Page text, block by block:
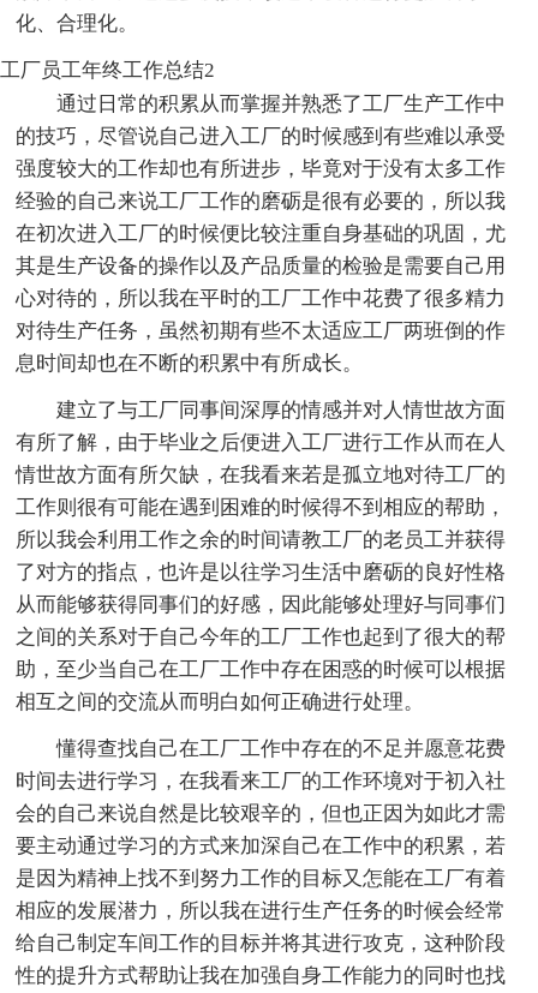
化、合理化。
工厂员工年终工作总结2
通过日常的积累从而掌握并熟悉了工厂生产工作中
的技巧，尽管说自己进入工厂的时候感到有些难以承受
强度较大的工作却也有所进步，毕竟对于没有太多工作
经验的自己来说工厂工作的磨砺是很有必要的，所以我
在初次进入工厂的时候便比较注重自身基础的巩固，尤
其是生产设备的操作以及产品质量的检验是需要自己用
心对待的，所以我在平时的工厂工作中花费了很多精力
对待生产任务，虽然初期有些不太适应工厂两班倒的作
息时间却也在不断的积累中有所成长。
建立了与工厂同事间深厚的情感并对人情世故方面
有所了解，由于毕业之后便进入工厂进行工作从而在人
情世故方面有所欠缺，在我看来若是孤立地对待工厂的
工作则很有可能在遇到困难的时候得不到相应的帮助，
所以我会利用工作之余的时间请教工厂的老员工并获得
了对方的指点，也许是以往学习生活中磨砺的良好性格
从而能够获得同事们的好感，因此能够处理好与同事们
之间的关系对于自己今年的工厂工作也起到了很大的帮
助，至少当自己在工厂工作中存在困惑的时候可以根据
相互之间的交流从而明白如何正确进行处理。
懂得查找自己在工厂工作中存在的不足并愿意花费
时间去进行学习，在我看来工厂的工作环境对于初入社
会的自己来说自然是比较艰辛的，但也正因为如此才需
要主动通过学习的方式来加深自己在工作中的积累，若
是因为精神上找不到努力工作的目标又怎能在工厂有着
相应的发展潜力，所以我在进行生产任务的时候会经常
给自己制定车间工作的目标并将其进行攻克，这种阶段
性的提升方式帮助让我在加强自身工作能力的同时也找